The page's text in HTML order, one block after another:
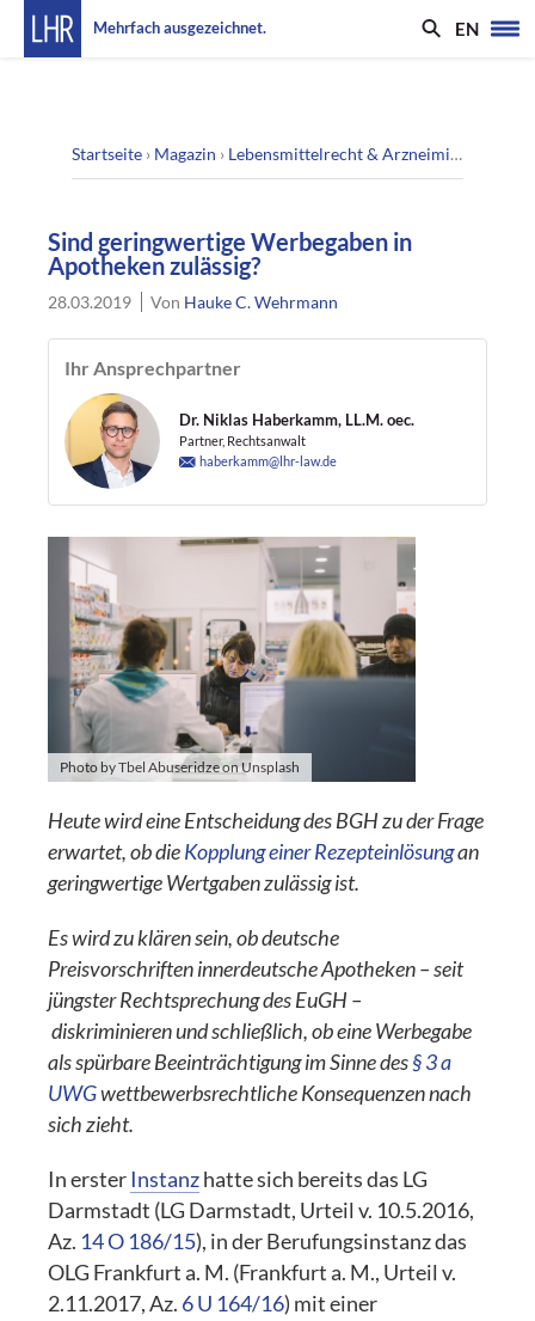
Mehrfach ausgezeichnet. EN
Startseite › Magazin › Lebensmittelrecht & Arzneimittelrecht
Sind geringwertige Werbegaben in
Apotheken zulässig?
28.03.2019 Von Hauke C. Wehrmann
Ihr Ansprechpartner
Dr. Niklas Haberkamm, LL.M. oec.
Partner, Rechtsanwalt
haberkamm@lhr-law.de
Photo by Tbel Abuseridze on Unsplash
Heute wird eine Entscheidung des BGH zu der Frage
erwartet, ob dieKopplung einer Rezepteinlösungan
geringwertige Wertgaben zulässig ist.
Es wird zu klären sein, ob deutsche
Preisvorschriften innerdeutsche Apotheken – seit
jüngster Rechtsprechung des EuGH –
diskriminieren und schließlich, ob eine Werbegabe
als spürbare Beeinträchtigung im Sinne des§ 3 a
UWGwettbewerbsrechtliche Konsequenzen nach
sich zieht.
In ersterInstanzhatte sich bereits das LG
Darmstadt (LG Darmstadt, Urteil v. 10.5.2016,
Az. 14 O 186/15), in der Berufungsinstanz das
OLG Frankfurt a. M. (Frankfurt a. M., Urteil v.
2.11.2017, Az. 6 U 164/16) mit einer